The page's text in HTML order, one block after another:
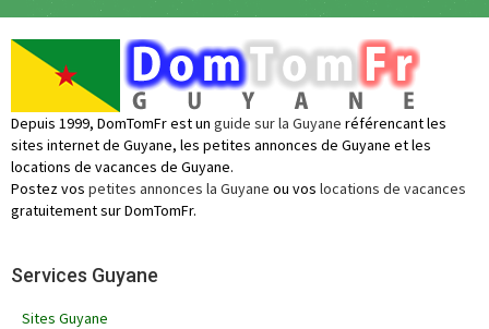
Depuis 1999, DomTomFr est un guide sur la Guyane référencant les
sites internet de Guyane, les petites annonces de Guyane et les
locations de vacances de Guyane.
Postez vos petites annonces la Guyane ou vos locations de vacances
gratuitement sur DomTomFr.
Services Guyane
Sites Guyane